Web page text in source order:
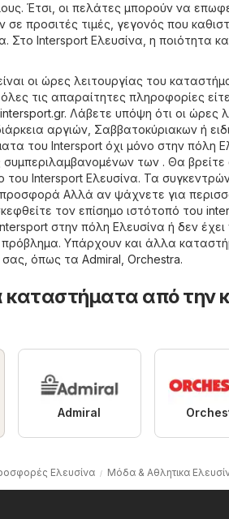
Έτσι, οι πελάτες μπορούν να
σε προσιτές τιμές, γεγονός που
Στο Intersport Ελευσίνα, η ποιότητα
οι ώρες λειτουργίας του
τις απαραίτητες πληροφορίες
intersport.gr. Λάβετε υπόψη ότι οι ώρες
αργιών, Σαββατοκύριακων ή
του Intersport όχι μόνο στην πόλη
των . Θα
Intersport Ελευσίνα. Τα
Αλλά αν ψάχνετε για
τον επίσημο ιστότοπό του
στην πόλη Ελευσίνα ή δεν
πρόβλημα. Υπάρχουν και άλλα
σας, όπως τα Admiral Orchestra.
καταστήματα από την
Admiral
Ελευσίνα Μόδα & Aθλητικα